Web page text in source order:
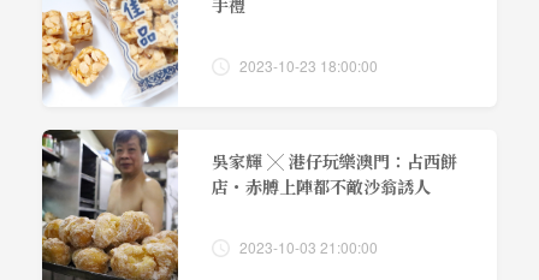
手禮
2023-10-23 18:00:00
吳家輝 ╳ 港仔玩樂澳門：占西餅
店・赤膊上陣都不敵沙翁誘人
2023-10-03 21:00:00